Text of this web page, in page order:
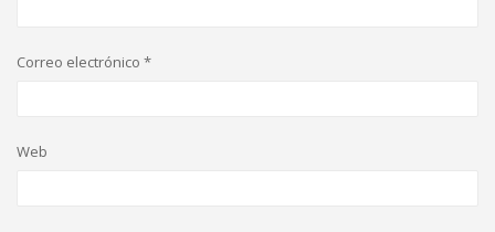
Correo electrónico *
Web